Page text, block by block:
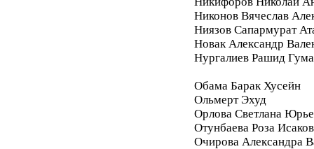
Никонов Вячеслав
Ниязов Сапармурат
Новак Александр
Нургалиев Рашид
Обама Барак Хусейн
Ольмерт Эхуд
Орлова Светлана
Отунбаева Роза
Очирова Александра